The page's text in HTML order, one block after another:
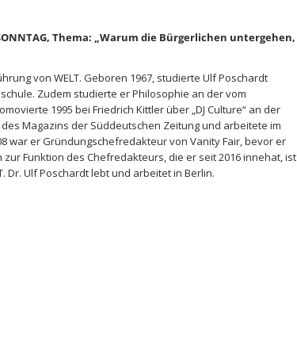
Thema: „Warum die Bürgerlichen untergehen,
von WELT. Geboren 1967, studierte Ulf Poschardt
Zudem studierte er Philosophie an der vom
1995 bei Friedrich Kittler über „DJ Culture“ an der
Magazins der Süddeutschen Zeitung und arbeitete im
war er Gründungschefredakteur von Vanity Fair, bevor er
Funktion des Chefredakteurs, die er seit 2016 innehat, ist
Dr. Ulf Poschardt lebt und arbeitet in Berlin.